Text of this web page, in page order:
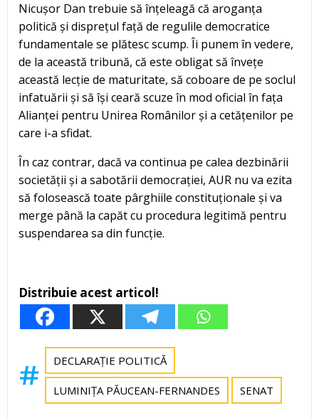
Nicușor Dan trebuie să înțeleagă că aroganța
politică și disprețul față de regulile democratice
fundamentale se plătesc scump. Îi punem în vedere,
de la această tribună, că este obligat să învețe
această lecție de maturitate, să coboare de pe soclul
infatuării și să își ceară scuze în mod oficial în fața
Alianței pentru Unirea Românilor și a cetățenilor pe
care i-a sfidat.
În caz contrar, dacă va continua pe calea dezbinării
societății și a sabotării democrației, AUR nu va ezita
să folosească toate pârghiile constituționale și va
merge până la capăt cu procedura legitimă pentru
suspendarea sa din funcție.
Distribuie acest articol!
DECLARAȚIE POLITICĂ
LUMINIȚA PĂUCEAN-FERNANDES SENAT